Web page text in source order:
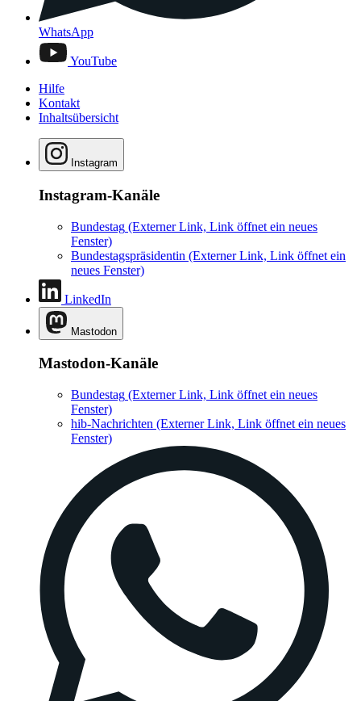
WhatsApp
YouTube
Hilfe
Kontakt
Inhaltsübersicht
Instagram
Instagram-Kanäle
Bundestag (Externer Link, Link öffnet ein neues
Fenster)
Bundestagspräsidentin (Externer Link, Link öffnet ein
neues Fenster)
LinkedIn
Mastodon
Mastodon-Kanäle
Bundestag (Externer Link, Link öffnet ein neues
Fenster)
hib-Nachrichten (Externer Link, Link öffnet ein neues
Fenster)